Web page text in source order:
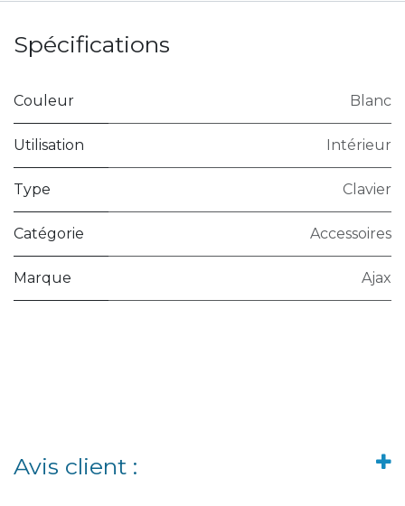
Spécifications
Couleur Blanc
Utilisation Intérieur
Type Clavier
Catégorie Accessoires
Marque Ajax
Avis client :